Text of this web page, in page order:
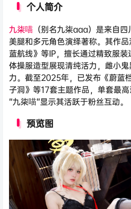
个人简介
九柒喵 （别名九柒aaa）是来自
美腿和多元角色演绎著称。其作
蓝航线》等IP，擅长通过精致服
体操服造型展现清纯活力，雌小
力。截至2025年，已发布《蔚蓝
子洞》等17套主题作品，单套最
“九柒喵”显示其活跃于粉丝互动。
预览图